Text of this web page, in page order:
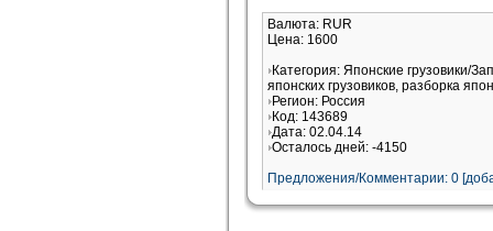
Валюта: RUR
Цена: 1600
Категория: Японские грузовики/
японских грузовиков, разборка
Регион: Россия
Код: 143689
Дата: 02.04.14
Осталось дней: -4150
Предложения/Комментарии: 0